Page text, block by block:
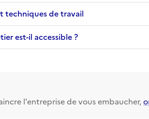
techniques de travail
est-il accessible ?
l'entreprise de vous embaucher,